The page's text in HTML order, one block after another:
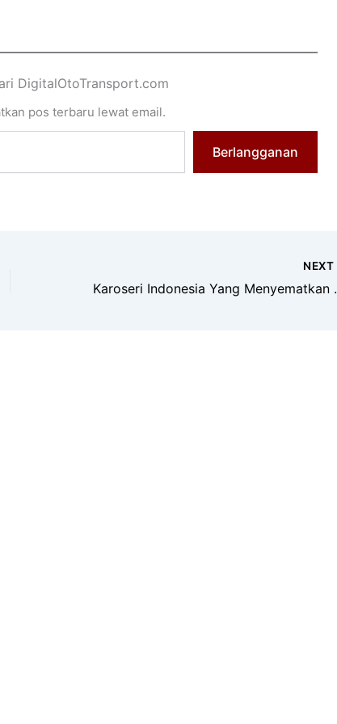
DigitalOtoTransport.com
pos terbaru lewat email.
Berlangganan
NEXT
Karoseri